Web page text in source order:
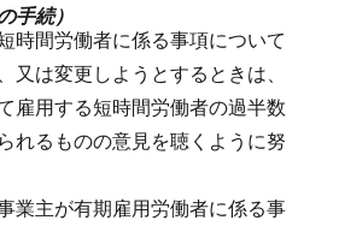
手続）
時間労働者に係る事項について
又は変更しようとするときは、
雇用する短時間労働者の過半数
れるものの意見を聴くように努
業主が有期雇用労働者に係る事